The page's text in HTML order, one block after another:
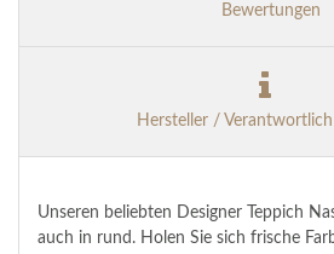
Bewertungen
Hersteller /
Unseren beliebten Designer Teppich
auch in rund. Holen Sie sich frische